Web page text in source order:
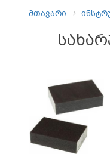
მთავარი